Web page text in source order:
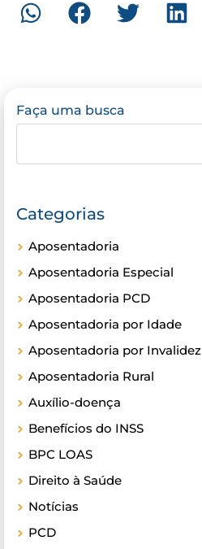
Faça uma busca
Categorias
Aposentadoria
Aposentadoria Especial
Aposentadoria PCD
Aposentadoria por Idade
Aposentadoria por Invalidez
Aposentadoria Rural
Auxílio-doença
Benefícios do INSS
BPC LOAS
Direito à Saúde
Notícias
PCD